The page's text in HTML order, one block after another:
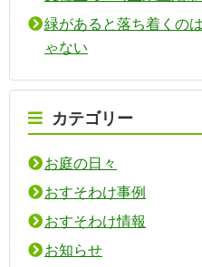
緑があると落ち着くの
ゃない
カテゴリー
お庭の日々
おすそわけ事例
おすそわけ情報
お知らせ